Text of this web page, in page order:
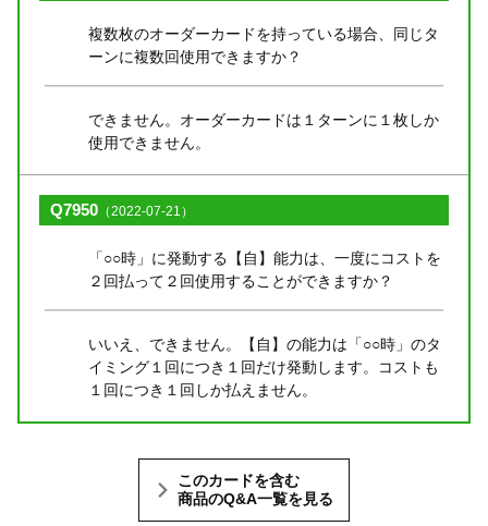
複数枚のオーダーカードを持っている場合、同じタ
ーンに複数回使用できますか？
できません。オーダーカードは１ターンに１枚しか
使用できません。
Q7950 （2022-07-21）
「○○時」に発動する【自】能力は、一度にコストを
２回払って２回使用することができますか？
いいえ、できません。【自】の能力は「○○時」のタ
イミング１回につき１回だけ発動します。コストも
１回につき１回しか払えません。
このカードを含む
商品のQ&A一覧を見る